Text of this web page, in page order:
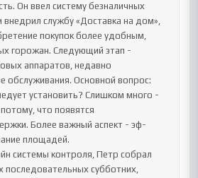
Он ввел систему безналичных
внедрил службу «Доставка на дом»,
покупок более удобным,
горожан. Следующий этап -
аппаратов, недавно
обслуживания. Основной вопрос:
установить? Слишком много -
что появятся
Более важный аспект - эф-
площадей.
системы контроля, Петр собрал
последовательных субботних,